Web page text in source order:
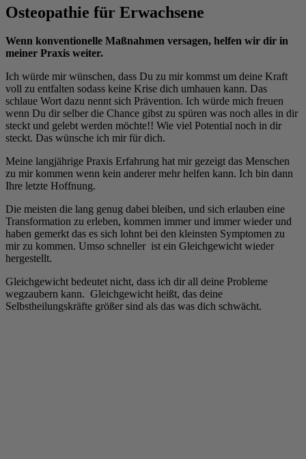
Osteopathie für Erwachsene
Wenn konventionelle Maßnahmen versagen, helfen wir dir in
meiner Praxis weiter.
Ich würde mir wünschen, dass Du zu mir kommst um deine Kraft
voll zu entfalten sodass keine Krise dich umhauen kann. Das
schlaue Wort dazu nennt sich Prävention. Ich würde mich freuen
wenn Du dir selber die Chance gibst zu spüren was noch alles in dir
steckt und gelebt werden möchte!! Wie viel Potential noch in dir
steckt. Das wünsche ich mir für dich.
Meine langjährige Praxis Erfahrung hat mir gezeigt das Menschen
zu mir kommen wenn kein anderer mehr helfen kann. Ich bin dann
Ihre letzte Hoffnung.
Die meisten die lang genug dabei bleiben, und sich erlauben eine
Transformation zu erleben, kommen immer und immer wieder und
haben gemerkt das es sich lohnt bei den kleinsten Symptomen zu
mir zu kommen. Umso schneller ist ein Gleichgewicht wieder
hergestellt.
Gleichgewicht bedeutet nicht, dass ich dir all deine Probleme
wegzaubern kann. Gleichgewicht heißt, das deine
Selbstheilungskräfte größer sind als das was dich schwächt.